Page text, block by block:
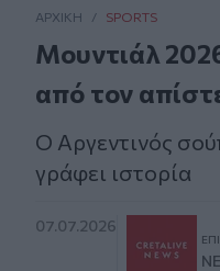
ΑΡΧΙΚΗ / SPORTS
Μουντιάλ
από τον
Ο Αργεντινός
γράφει ιστορία
07.07.2026